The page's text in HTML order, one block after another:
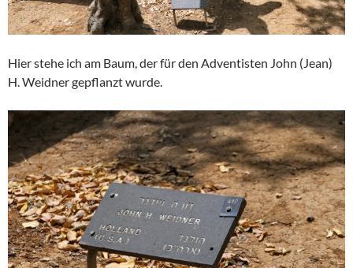
Hier stehe ich am Baum, der für den Adventisten John (Jean)
H. Weidner gepflanzt wurde.